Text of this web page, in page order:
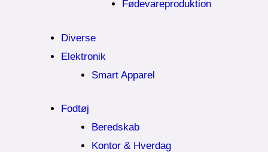
Fødevareproduktion
Diverse
Elektronik
Smart Apparel
Fodtøj
Beredskab
Kontor & Hverdag